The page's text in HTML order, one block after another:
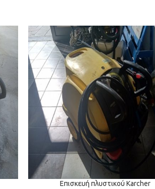
Επισκευή πλυστικού Karcher